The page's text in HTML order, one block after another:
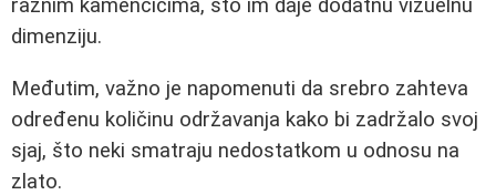
raznim kamenčićima, što im daje dodatnu vizuelnu
dimenziju.
Međutim, važno je napomenuti da srebro zahteva
određenu količinu održavanja kako bi zadržalo svoj
sjaj, što neki smatraju nedostatkom u odnosu na
zlato.